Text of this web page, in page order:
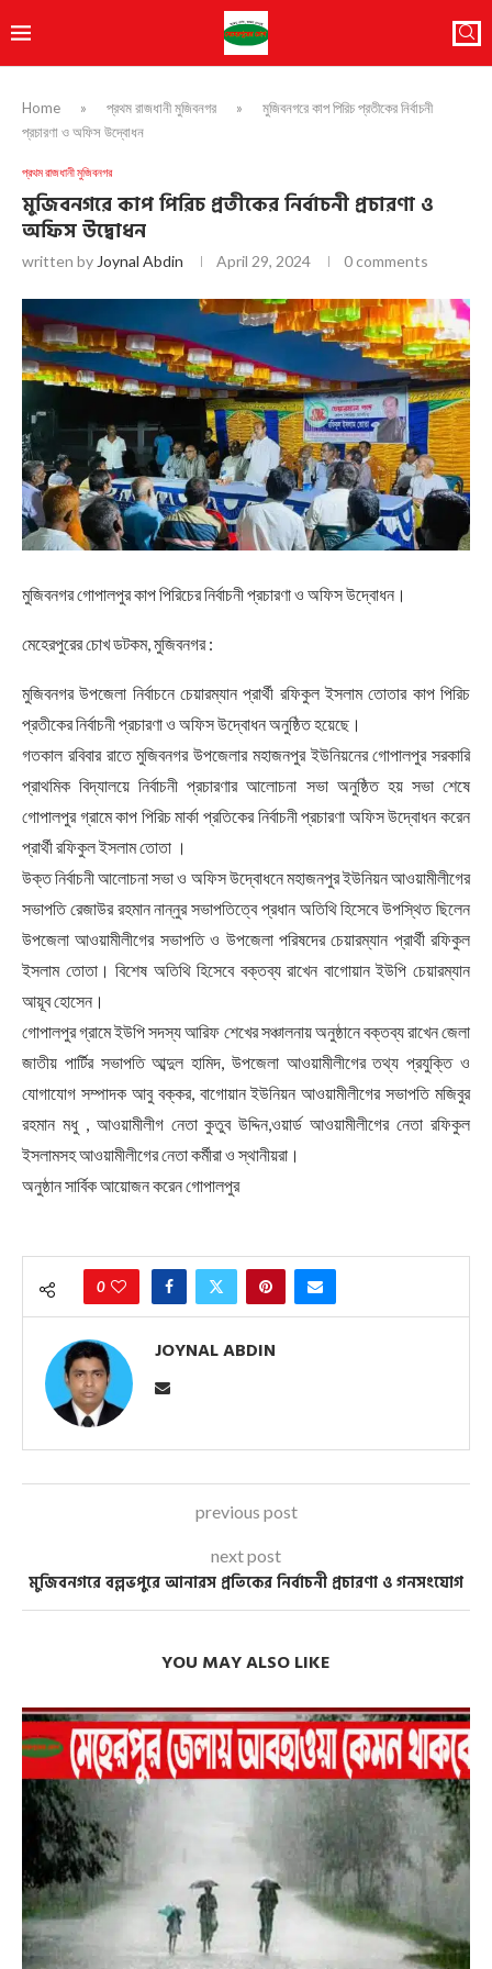
Home » প্রথম রাজধানী মুজিবনগর »
মুজিবনগরে কাপ পিরিচ প্রতীকের নির্বাচনী
প্রচারণা ও অফিস উদ্বোধন
প্রথম রাজধানী মুজিবনগর
মুজিবনগরে কাপ পিরিচ প্রতীকের নির্বাচনী প্রচারণা ও
অফিস উদ্বোধন
written by Joynal Abdin April 29, 2024 0 comments
মুজিবনগর গোপালপুর কাপ পিরিচের নির্বাচনী প্রচারণা ও অফিস উদ্বোধন।
মেহেরপুরের চোখ ডটকম, মুজিবনগর :
মুজিবনগর উপজেলা নির্বাচনে চেয়ারম্যান প্রার্থী রফিকুল ইসলাম তোতার কাপ পিরিচ
প্রতীকের নির্বাচনী প্রচারণা ও অফিস উদ্বোধন অনুষ্ঠিত হয়েছে।
গতকাল রবিবার রাতে মুজিবনগর উপজেলার মহাজনপুর ইউনিয়নের গোপালপুর সরকারি
প্রাথমিক বিদ্যালয়ে নির্বাচনী প্রচারণার আলোচনা সভা অনুষ্ঠিত হয় সভা শেষে
গোপালপুর গ্রামে কাপ পিরিচ মার্কা প্রতিকের নির্বাচনী প্রচারণা অফিস উদ্বোধন করেন
প্রার্থী রফিকুল ইসলাম তোতা ‌।
উক্ত নির্বাচনী আলোচনা সভা ও অফিস উদ্বোধনে মহাজনপুর ইউনিয়ন আওয়ামীলীগের
সভাপতি রেজাউর রহমান নান্নুর সভাপতিত্বে প্রধান অতিথি হিসেবে উপস্থিত ছিলেন
উপজেলা আওয়ামীলীগের সভাপতি ও উপজেলা পরিষদের চেয়ারম্যান প্রার্থী রফিকুল
ইসলাম তোতা। বিশেষ অতিথি হিসেবে বক্তব্য রাখেন বাগোয়ান ইউপি চেয়ারম্যান
আয়ূব হোসেন।
গোপালপুর গ্রামে ইউপি সদস্য আরিফ শেখের সঞ্চালনায় অনুষ্ঠানে বক্তব্য রাখেন জেলা
জাতীয় পার্টির সভাপতি আব্দুল হামিদ, উপজেলা আওয়ামীলীগের তথ্য প্রযুক্তি ও
যোগাযোগ সম্পাদক আবু বক্কর, বাগোয়ান ইউনিয়ন আওয়ামীলীগের সভাপতি মজিবুর
রহমান মধু , আওয়ামীলীগ নেতা কুতুব উদ্দিন,ওয়ার্ড আওয়ামীলীগের নেতা রফিকুল
ইসলামসহ আওয়ামীলীগের নেতা কর্মীরা ও স্থানীয়রা।
অনুষ্ঠান সার্বিক আয়োজন করেন গোপালপুর
0
JOYNAL ABDIN
previous post
next post
মুজিবনগরে বল্লভপুরে আনারস প্রতিকের নির্বাচনী প্রচারণা ও গনসংযোগ
YOU MAY ALSO LIKE